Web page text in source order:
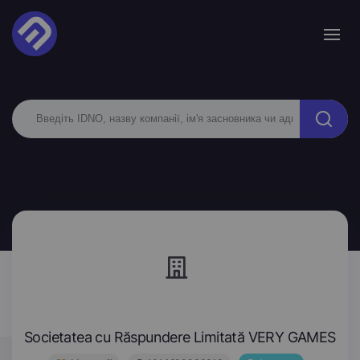
Societatea cu Răspundere Limitată VERY GAMES